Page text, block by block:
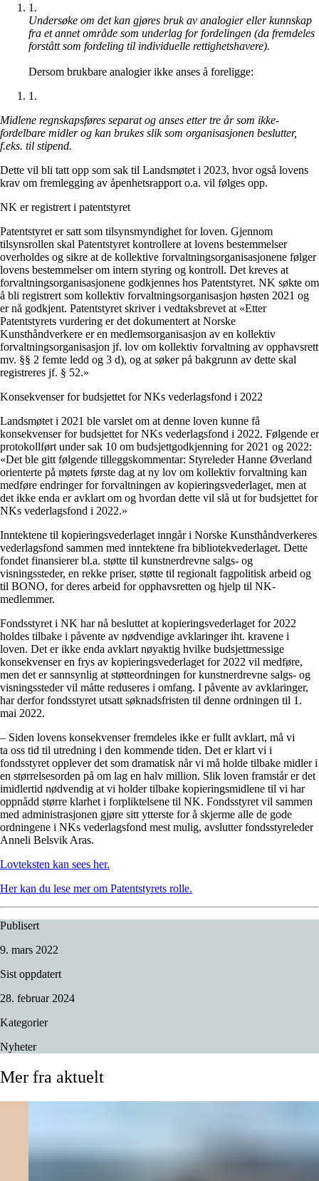
1 .
Undersøke om det kan gjøres bruk av analogier eller kunnskap
fra et annet område som underlag for fordelingen (da fremdeles
forstått som fordeling til individuelle rettighetshavere).
Dersom brukbare analogier ikke anses å foreligge:
1 .
Midlene regnskapsføres separat og anses etter tre år som ikke-
fordelbare midler og kan brukes slik som organisasjonen beslutter,
f.eks. til stipend.
Dette vil bli tatt opp som sak til Landsmøtet i 2023, hvor også lovens
krav om fremlegging av åpenhetsrapport o.a. vil følges opp.
NK er registrert i patentstyret
Patentstyret er satt som tilsynsmyndighet for loven. Gjennom
tilsynsrollen skal Patentstyret kontrollere at lovens bestemmelser
overholdes og sikre at de kollektive forvaltningsorganisasjonene følger
lovens bestemmelser om intern styring og kontroll. Det kreves at
forvaltningsorganisasjonene godkjennes hos Patentstyret. NK søkte om
å bli registrert som kollektiv forvaltningsorganisasjon høsten 2021 og
er nå godkjent. Patentstyret skriver i vedtaksbrevet at «Etter
Patentstyrets vurdering er det dokumentert at Norske
Kunsthåndverkere er en medlemsorganisasjon av en kollektiv
forvaltningsorganisasjon jf. lov om kollektiv forvaltning av opphavsrett
mv. §§ 2 femte ledd og 3 d), og at søker på bakgrunn av dette skal
registreres jf. § 52.»
Konsekvenser for budsjettet for NKs vederlagsfond i 2022
Landsmøtet i 2021 ble varslet om at denne loven kunne få
konsekvenser for budsjettet for NKs vederlagsfond i 2022. Følgende er
protokollført under sak 10 om budsjettgodkjenning for 2021 og 2022:
«Det ble gitt følgende tilleggskommentar: Styreleder Hanne Øverland
orienterte på møtets første dag at ny lov om kollektiv forvaltning kan
medføre endringer for forvaltningen av kopieringsvederlaget, men at
det ikke enda er avklart om og hvordan dette vil slå ut for budsjettet for
NKs vederlagsfond i 2022.»
Inntektene til kopieringsvederlaget inngår i Norske Kunsthåndverkeres
vederlagsfond sammen med inntektene fra bibliotekvederlaget. Dette
fondet finansierer bl.a. støtte til kunstnerdrevne salgs- og
visningssteder, en rekke priser, støtte til regionalt fagpolitisk arbeid og
til BONO, for deres arbeid for opphavsretten og hjelp til NK-
medlemmer.
Fondsstyret i NK har nå besluttet at kopieringsvederlaget for 2022
holdes tilbake i påvente av nødvendige avklaringer iht. kravene i
loven. Det er ikke enda avklart nøyaktig hvilke budsjettmessige
konsekvenser en frys av kopieringsvederlaget for 2022 vil medføre,
men det er sannsynlig at støtteordningen for kunstnerdrevne salgs- og
visningssteder vil måtte reduseres i omfang. I påvente av avklaringer,
har derfor fondsstyret utsatt søknadsfristen til denne ordningen til 1.
mai 2022.
– Siden lovens konsekvenser fremdeles ikke er fullt avklart, må vi
ta oss tid til utredning i den kommende tiden. Det er klart vi i
fondsstyret opplever det som dramatisk når vi må holde tilbake midler i
en størrelsesorden på om lag en halv million. Slik loven framstår er det
imidlertid nødvendig at vi holder tilbake kopieringsmidlene til vi har
oppnådd større klarhet i forpliktelsene til NK. Fondsstyret vil sammen
med administrasjonen gjøre sitt ytterste for å skjerme alle de gode
ordningene i NKs vederlagsfond mest mulig, avslutter fondsstyreleder
Anneli Belsvik Aras.
Lovteksten kan sees her.
Her kan du lese mer om Patentstyrets rolle.
Publisert
9. mars 2022
Sist oppdatert
28. februar 2024
Kategorier
Nyheter
Mer fra aktuelt